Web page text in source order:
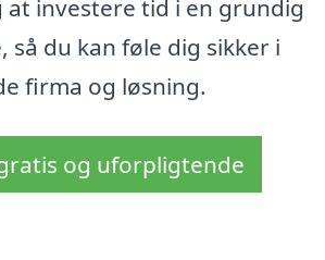
at investere tid i en grundig
så du kan føle dig sikker i
firma og løsning.
og uforpligtende